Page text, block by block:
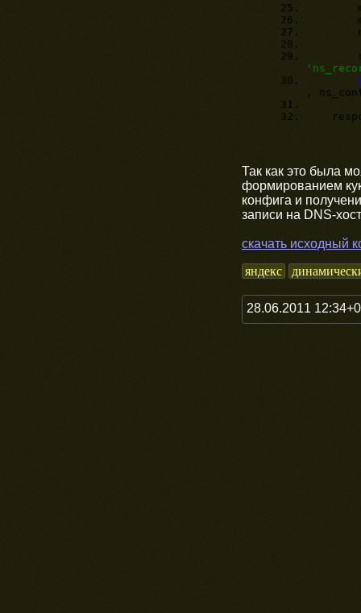
,
Так как это была
формированием
конфига и
записи на DNS-
скачать исходный
яндекс
28.06.2011